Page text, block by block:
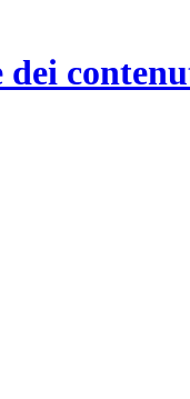
dei